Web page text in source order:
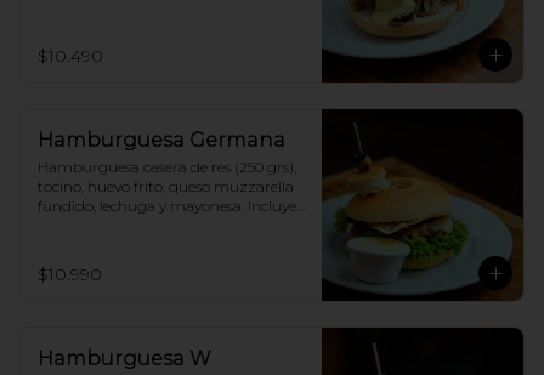
$10.490
Hamburguesa Germana
Hamburguesa casera de res (250 grs),
tocino, huevo frito, queso muzzarella
fundido, lechuga y mayonesa. Incluye
$10.990
Hamburguesa W